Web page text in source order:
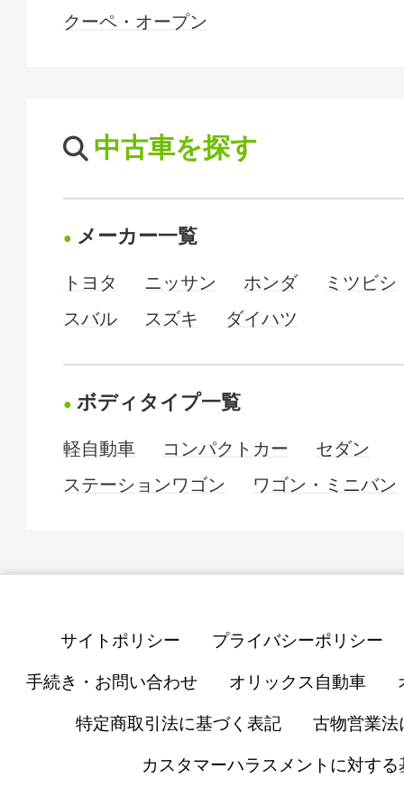
クーペ・オープン
中古車を探す
メーカー一覧
トヨタ ニッサン ホンダ
ミツビシ
スバル
スズキ ダイハツ
ボディタイプ一覧
軽自動車 コンパクトカー
セダン
ステーションワゴン
ワゴン・ミニバン
サイトポリシー プライバシーポリシー
手続き・お問い合わせ オリックス自動車
特定商取引法に基づく表記 古物営業法
カスタマーハラスメントに対する